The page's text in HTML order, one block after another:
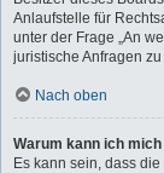
Anlaufstelle für
unter der Frage „An
juristische Anfragen
Nach oben
Warum kann ich
Es kann sein, dass